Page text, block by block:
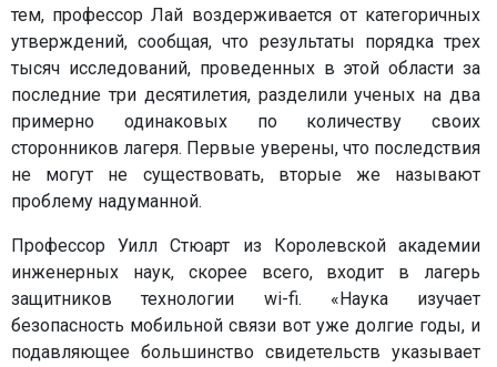
тем, профессор Лай воздерживается от категоричных
утверждений, сообщая, что результаты порядка трех
тысяч исследований, проведенных в этой области за
последние три десятилетия, разделили ученых на два
примерно одинаковых по количеству своих
сторонников лагеря. Первые уверены, что последствия
не могут не существовать, вторые же называют
проблему надуманной.
Профессор Уилл Стюарт из Королевской академии
инженерных наук, скорее всего, входит в лагерь
защитников технологии wi-fi. «Наука изучает
безопасность мобильной связи вот уже долгие годы, и
подавляющее большинство свидетельств указывает